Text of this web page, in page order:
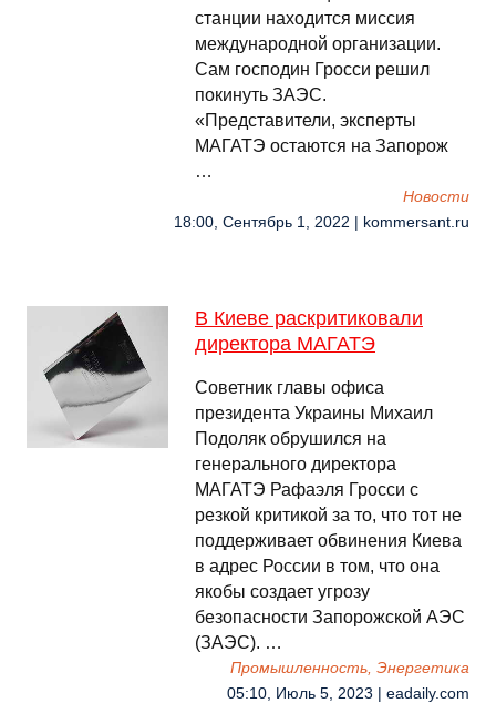
станции находится миссия
международной организации.
Сам господин Гросси решил
покинуть ЗАЭС.
«Представители, эксперты
МАГАТЭ остаются на Запорож
…
Новости
18:00, Сентябрь 1, 2022 | kommersant.ru
В Киеве раскритиковали
директора МАГАТЭ
Советник главы офиса
президента Украины Михаил
Подоляк обрушился на
генерального директора
МАГАТЭ Рафаэля Гросси с
резкой критикой за то, что тот не
поддерживает обвинения Киева
в адрес России в том, что она
якобы создает угрозу
безопасности Запорожской АЭС
(ЗАЭС). …
Промышленность, Энергетика
05:10, Июль 5, 2023 | eadaily.com